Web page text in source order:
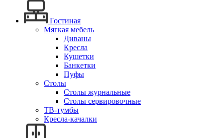
Гостиная
Мягкая мебель
Диваны
Кресла
Кушетки
Банкетки
Пуфы
Столы
Столы журнальные
Столы сервировочные
ТВ-тумбы
Кресла-качалки